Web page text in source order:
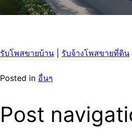
รับโพสขายบ้าน รับจ้างโพสขายที่ดิน
Posted in อื่นๆ
Post